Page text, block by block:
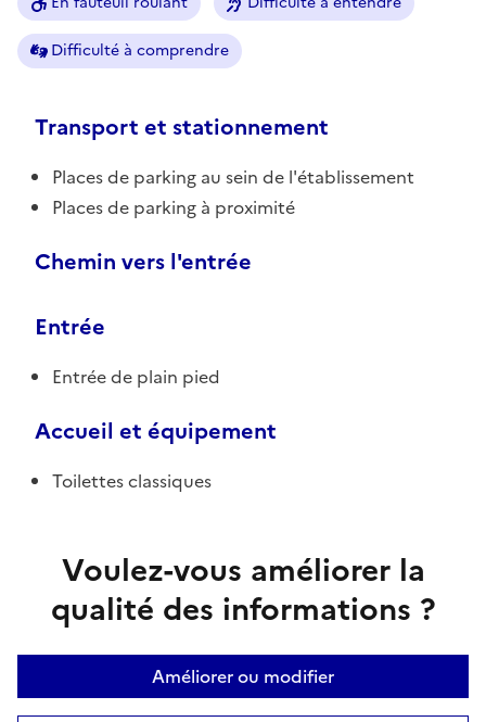
Difficulté à comprendre
Transport et stationnement
Places de parking au sein de l'établissement
Places de parking à proximité
Chemin vers l'entrée
Entrée
Entrée de plain pied
Accueil et équipement
Toilettes classiques
Voulez-vous améliorer la
qualité des informations ?
Améliorer ou modifier